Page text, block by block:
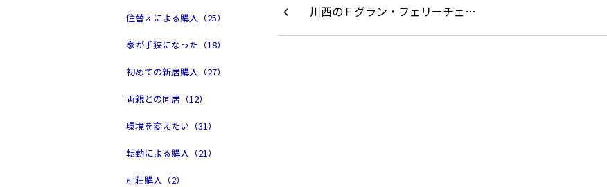
住替えによる購入（25）
家が手狭になった（18）
初めての新居購入（27）
両親との同居（12）
環境を変えたい（31）
転勤による購入（21）
別荘購入（2）
川西のＦグラン・フェリーチェ…